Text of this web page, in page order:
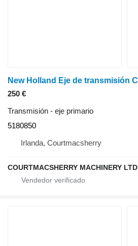
250 €
Transmisión - eje primario
5180850
Irlanda, Courtmacsherry
COURTMACSHERRY MACHINERY LTD